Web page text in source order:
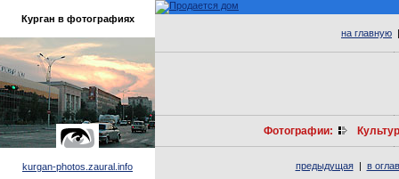
Курган в фотографиях
kurgan-photos.zaural.info
на главную
Фотографии:
предыдущая| в